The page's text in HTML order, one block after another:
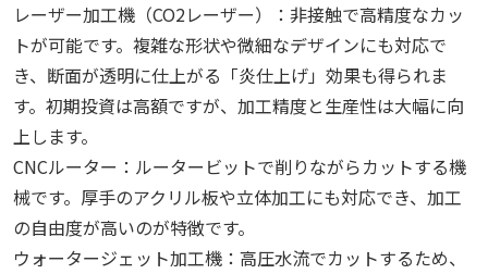
レーザー加工機（CO2レーザー）：非接触で高精度なカッ
トが可能です。複雑な形状や微細なデザインにも対応で
き、断面が透明に仕上がる「炎仕上げ」効果も得られま
す。初期投資は高額ですが、加工精度と生産性は大幅に向
上します。
CNCルーター：ルータービットで削りながらカットする機
械です。厚手のアクリル板や立体加工にも対応でき、加工
の自由度が高いのが特徴です。
ウォータージェット加工機：高圧水流でカットするため、